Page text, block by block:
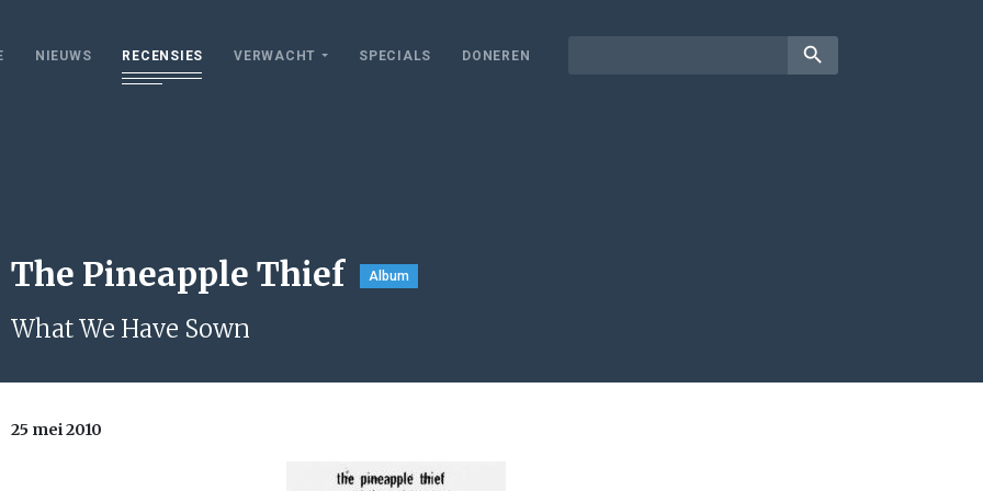
NIEUWS RECENSIES VERWACHT SPECIALS DONEREN search
The Pineapple Thief Album
What We Have Sown
25 mei 2010